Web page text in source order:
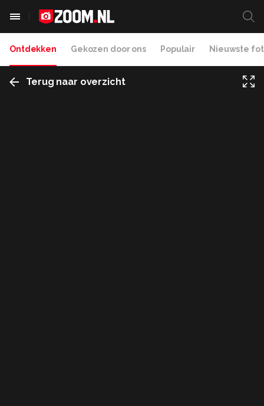
Ontdekken Gekozen door ons Populair Nieuwste
Terug naar overzicht